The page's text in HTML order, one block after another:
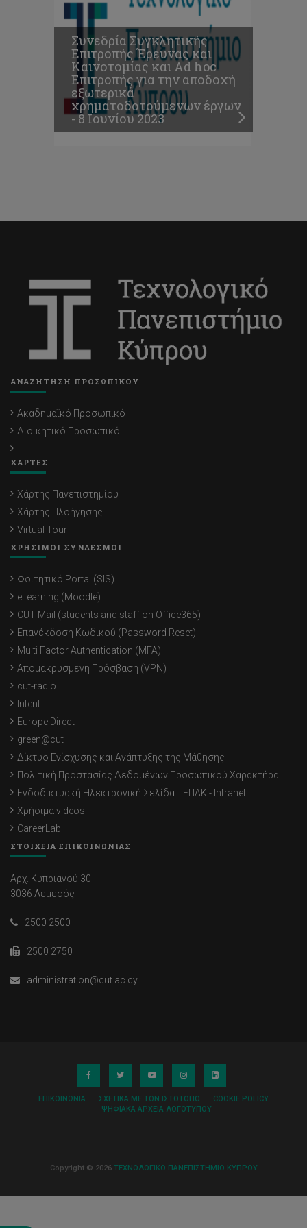
Συνεδρία Συγκλητικής
Επιτροπής Έρευνας και
Καινοτομίας και Ad hoc
Επιτροπής για την αποδοχή
εξωτερικά
χρηματοδοτούμενων έργων
- 8 Ιουνίου 2023
ΑΝΑΖΗΤΗΣΗ ΠΡΟΣΩΠΙΚΟΥ
Ακαδημαϊκό Προσωπικό
Διοικητικό Προσωπικό
ΧΑΡΤΕΣ
Χάρτης Πανεπιστημίου
Χάρτης Πλοήγησης
Virtual Tour
ΧΡΗΣΙΜΟΙ ΣΥΝΔΕΣΜΟΙ
Φοιτητικό Portal (SIS)
eLearning (Moodle)
CUT Mail (students and staff on Office365)
Επανέκδοση Κωδικού (Password Reset)
Multi Factor Authentication (MFA)
Απομακρυσμένη Πρόσβαση (VPN)
cut-radio
Intent
Europe Direct
green@cut
Δίκτυο Ενίσχυσης και Ανάπτυξης της Μάθησης
Πολιτική Προστασίας Δεδομένων Προσωπικού Χαρακτήρα
Ενδοδικτυακή Ηλεκτρονική Σελίδα ΤΕΠΑΚ - Intranet
Χρήσιμα videos
CareerLab
ΣΤΟΙΧΕΙΑ ΕΠΙΚΟΙΝΩΝΙΑΣ
Αρχ. Κυπριανού 30
3036 Λεμεσός
2500 2500
2500 2750
administration@cut.ac.cy
ΕΠΙΚΟΙΝΩΝΊΑ ΣΧΕΤΙΚΆ ΜΕ ΤΟΝ ΙΣΤΌΤΟΠΟ
COOKIE POLICY
ΨΗΦΙΑΚΆ ΑΡΧΕΊΑ ΛΟΓΌΤΥΠΟΥ
Copyright © 2026 ΤΕΧΝΟΛΟΓΙΚΟ ΠΑΝΕΠΙΣΤΗΜΙΟ ΚΥΠΡΟΥ